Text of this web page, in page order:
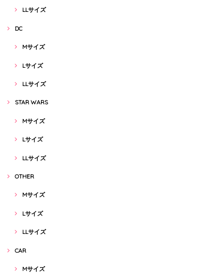
LLサイズ
DC
Mサイズ
Lサイズ
LLサイズ
STAR WARS
Mサイズ
Lサイズ
LLサイズ
OTHER
Mサイズ
Lサイズ
LLサイズ
CAR
Mサイズ